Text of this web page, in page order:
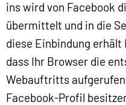
ins wird von Facebook
übermittelt und in die
diese Einbindung
dass Ihr Browser die
Webauftritts
Facebook-Profil